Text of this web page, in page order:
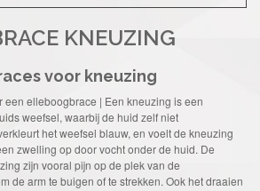
KNEUZING
voor kneuzing
een elleboogbrace | Een kneuzing is een
weefsel, waarbij de huid zelf niet
het weefsel blauw, en voelt de kneuzing
zwelling op door vocht onder de huid. De
zijn vooral pijn op de plek van de
de arm te buigen of te strekken. Ook het draaien